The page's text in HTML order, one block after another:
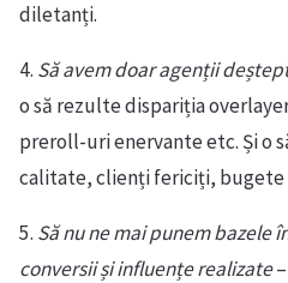
diletanți.
4. Să avem doar agenții
o să rezulte dispariția
preroll-uri enervante etc. Și o
calitate, clienți fericiți, bugete
5. Să nu ne mai punem bazele
conversii și influențe realizate–